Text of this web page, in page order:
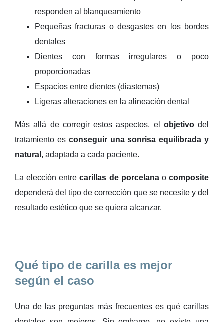
responden al blanqueamiento
Pequeñas fracturas o desgastes en los bordes
dentales
Dientes con formas irregulares o poco
proporcionadas
Espacios entre dientes (diastemas)
Ligeras alteraciones en la alineación dental
Más allá de corregir estos aspectos, el objetivodel
tratamiento es conseguir una sonrisa equilibrada y
natural , adaptada a cada paciente.
La elección entrecarillas de porcelanaocomposite
dependerá del tipo de corrección que se necesite y del
resultado estético que se quiera alcanzar.
Qué tipo de carilla es mejor
según el caso
Una de las preguntas más frecuentes es qué carillas